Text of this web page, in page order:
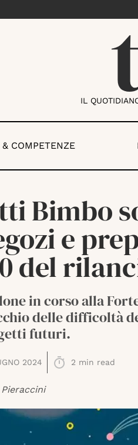
IL
& COMPETENZE
Bimbo
e
del
in corso alla
delle difficoltà
futuri.
2024 2 min read